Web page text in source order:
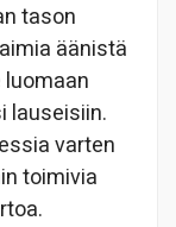
tason
äänistä
lauseisiin.
varten
toimivia